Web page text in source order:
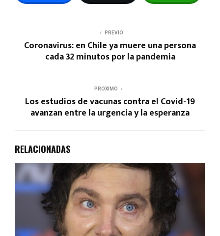
PREVIO
Coronavirus: en Chile ya muere una persona
cada 32 minutos por la pandemia
PROXIMO
Los estudios de vacunas contra el Covid-19
avanzan entre la urgencia y la esperanza
RELACIONADAS